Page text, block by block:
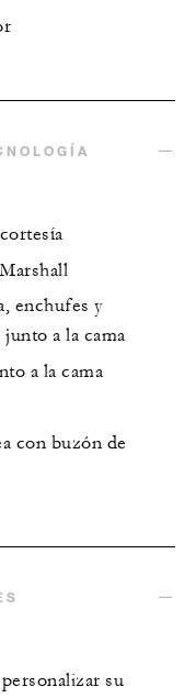
enchufes y
a la cama
a la cama
con buzón de
su